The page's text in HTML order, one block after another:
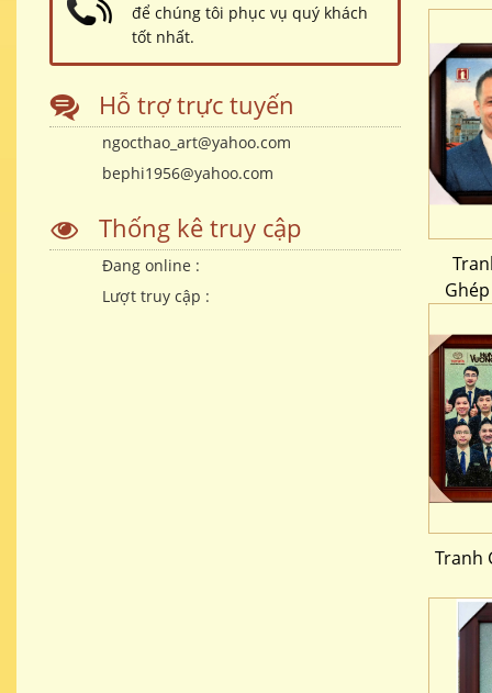
Tranh
để chúng tôi phục vụ quý khách
tốt nhất.
Hỗ trợ trực tuyến
ngocthao_art@yahoo.com
bephi1956@yahoo.com
Thống kê truy cập
Đang online :
Lượt truy cập :